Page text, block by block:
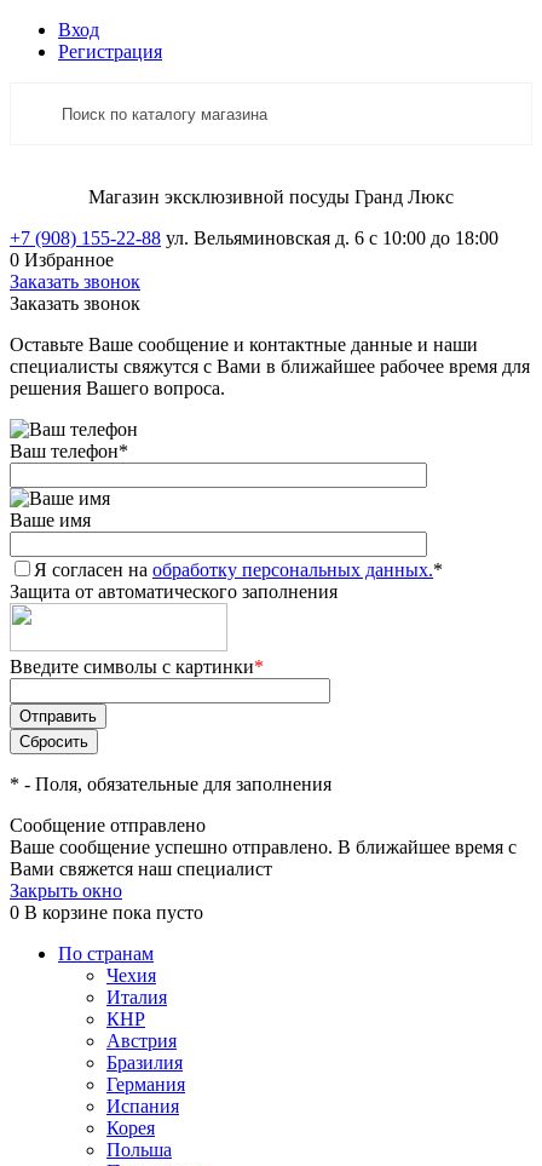
Вход
Регистрация
Магазин эксклюзивной посуды Гранд Люкс
+7 (908) 155-22-88 ул. Вельяминовская д. 6 с 10:00 до 18:00
0 Избранное
Заказать звонок
Заказать звонок
Оставьте Ваше сообщение и контактные данные и наши
специалисты свяжутся с Вами в ближайшее рабочее время для
решения Вашего вопроса.
Ваш телефон*
Ваше имя
Я согласен на обработку персональных данных.*
Защита от автоматического заполнения
Введите символы с картинки*
* - Поля, обязательные для заполнения
Сообщение отправлено
Ваше сообщение успешно отправлено. В ближайшее время с
Вами свяжется наш специалист
Закрыть окно
0 В корзине пока пусто
По странам
Чехия
Италия
КНР
Австрия
Бразилия
Германия
Испания
Корея
Польша